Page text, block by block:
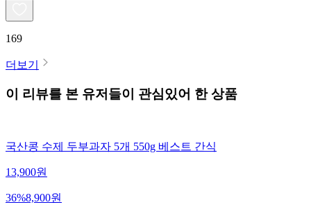
169
더보기
이 리뷰를 본 유저들이 관심있어 한 상품
국산콩 수제 두부과자 5개 550g 베스트 간식
13,900원
36%8,900원